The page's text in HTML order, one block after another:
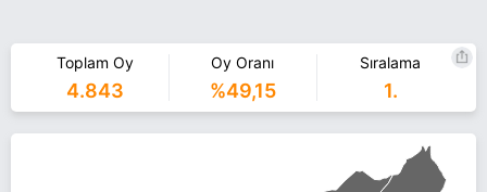
Çınarcık İlk ve Orta Okulu'nda, liseyi Yalova İmam Hatip Lisesinde
tamamladı.1993 yılından bu yana çeşitli sektörlerde ticaret yapan
Soyer, çeşitli sivil toplum örgütlerinde görev aldı.
Halen Yalova Sanayi ve Ticaret Odası meclis üyesi olan Soyer, 31
Mart 2019 yerel seçimlerinde AK Partiden Çınarcık Belediye
Toplam Oy
4.843
Oy Oranı
%49,15
Sıralama
1.